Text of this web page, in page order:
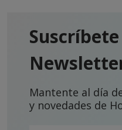
Mantente al día
y novedades de